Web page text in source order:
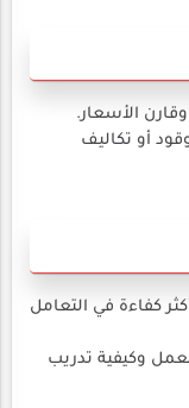
الأسعار.
أو تكاليف
كفاءة في التعامل
وكيفية تدريب